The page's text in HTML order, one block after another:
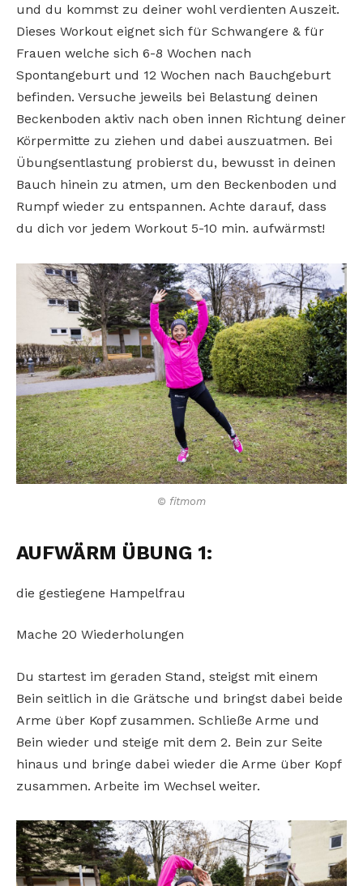
und du kommst zu deiner wohl verdienten Auszeit.
Dieses Workout eignet sich für Schwangere & für
Frauen welche sich 6-8 Wochen nach
Spontangeburt und 12 Wochen nach Bauchgeburt
befinden. Versuche jeweils bei Belastung deinen
Beckenboden aktiv nach oben innen Richtung deiner
Körpermitte zu ziehen und dabei auszuatmen. Bei
Übungsentlastung probierst du, bewusst in deinen
Bauch hinein zu atmen, um den Beckenboden und
Rumpf wieder zu entspannen. Achte darauf, dass
du dich vor jedem Workout 5-10 min. aufwärmst!
© fitmom
AUFWÄRM ÜBUNG 1:
die gestiegene Hampelfrau
Mache 20 Wiederholungen
Du startest im geraden Stand, steigst mit einem
Bein seitlich in die Grätsche und bringst dabei beide
Arme über Kopf zusammen. Schließe Arme und
Bein wieder und steige mit dem 2. Bein zur Seite
hinaus und bringe dabei wieder die Arme über Kopf
zusammen. Arbeite im Wechsel weiter.